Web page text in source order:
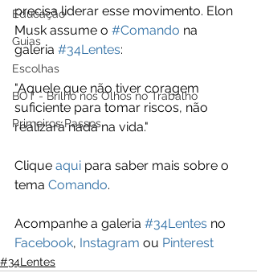
Educação
Guias
Escolhas
BOT - Brilho nos Olhos no Trabalho
Primeiros Passos
precisa liderar esse movimento. Elon
Musk assume o #Comando na
galeria #34Lentes:
"Aquele que não tiver coragem
suficiente para tomar riscos, não
realizará nada na vida."
Clique aqui para saber mais sobre o
tema Comando.
Acompanhe a galeria #34Lentes no
Facebook, Instagram ou Pinterest
#34Lentes